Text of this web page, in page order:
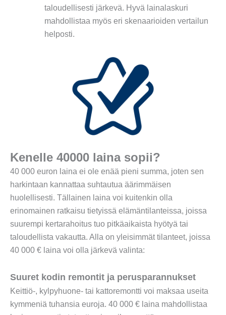
taloudellisesti järkevä. Hyvä lainalaskuri
mahdollistaa myös eri skenaarioiden vertailun
helposti.
Kenelle 40000 laina sopii?
40 000 euron laina ei ole enää pieni summa, joten sen
harkintaan kannattaa suhtautua äärimmäisen
huolellisesti. Tällainen laina voi kuitenkin olla
erinomainen ratkaisu tietyissä elämäntilanteissa, joissa
suurempi kertarahoitus tuo pitkäaikaista hyötyä tai
taloudellista vakautta. Alla on yleisimmät tilanteet, joissa
40 000 € laina voi olla järkevä valinta:
Suuret kodin remontit ja perusparannukset
Keittiö-, kylpyhuone- tai kattoremontti voi maksaa useita
kymmeniä tuhansia euroja. 40 000 € laina mahdollistaa